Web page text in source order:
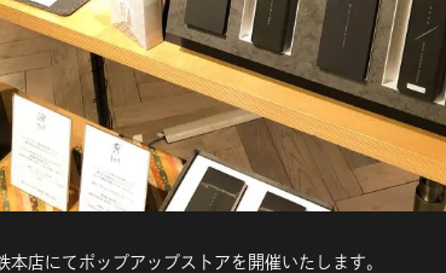
本店にてポップアップストアを開催いたします。